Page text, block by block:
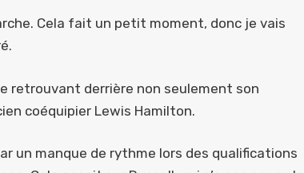
Cela fait un petit moment, donc je vais
retrouvant derrière non seulement son
coéquipier Lewis Hamilton.
un manque de rythme lors des qualifications